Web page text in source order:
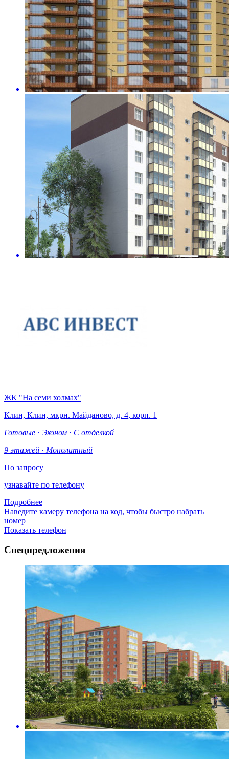
ЖК "На семи холмах"
Клин, Клин, мкрн. Майданово, д. 4, корп. 1
Готовые · Эконом · С отделкой
9 этажей · Монолитный
По запросу
узнавайте по телефону
Подробнее
Наведите камеру телефона на код, чтобы быстро набрать
номер
Показать телефон
Спецпредложения